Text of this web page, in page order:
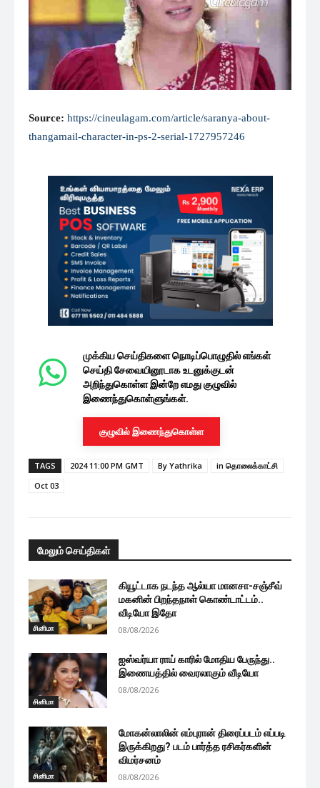
Source: https://cineulagam.com/article/saranya-about-
thangamail-character-in-ps-2-serial-1727957246
முக்கிய செய்திகளை நொடிப்பொழுதில் எங்கள்
செய்தி சேவையினூடாக உடனுக்குடன்
அறிந்துகொள்ள இன்றே எமது குழுவில்
இணைந்துகொள்ளுங்கள்.
குழுவில் இணைந்துகொள்ள
TAGS 2024 11:00 PM GMT By Yathrika
in தொலைக்காட்சி
Oct 03
மேலும் செய்திகள்
சினிமா
கியூட்டாக நடந்த ஆல்யா மானசா-சஞ்சீவ்
மகனின் பிறந்தநாள் கொண்டாட்டம்..
வீடியோ இதோ
08/08/2026
சினிமா
ஐஸ்வர்யா ராய் காரில் மோதிய பேருந்து..
இணையத்தில் வைரலாகும் வீடியோ
08/08/2026
சினிமா
மோகன்லாலின் எம்புரான் திரைப்படம் எப்படி
இருக்கிறது? படம் பார்த்த ரசிகர்களின்
விமர்சனம்
08/08/2026